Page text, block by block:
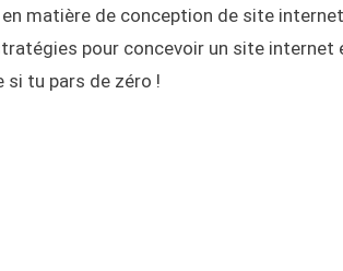
matière de conception de site
pour concevoir un site
si tu pars de zéro !